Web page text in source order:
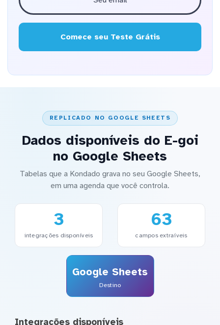
Comece seu Teste Grátis
REPLICADO NO GOOGLE SHEETS
Dados disponíveis do E-goi
no Google Sheets
Tabelas que a Kondado grava no seu Google Sheets,
em uma agenda que você controla.
3
integrações disponíveis
63
campos extraíveis
Google Sheets
Destino
Integrações disponíveis